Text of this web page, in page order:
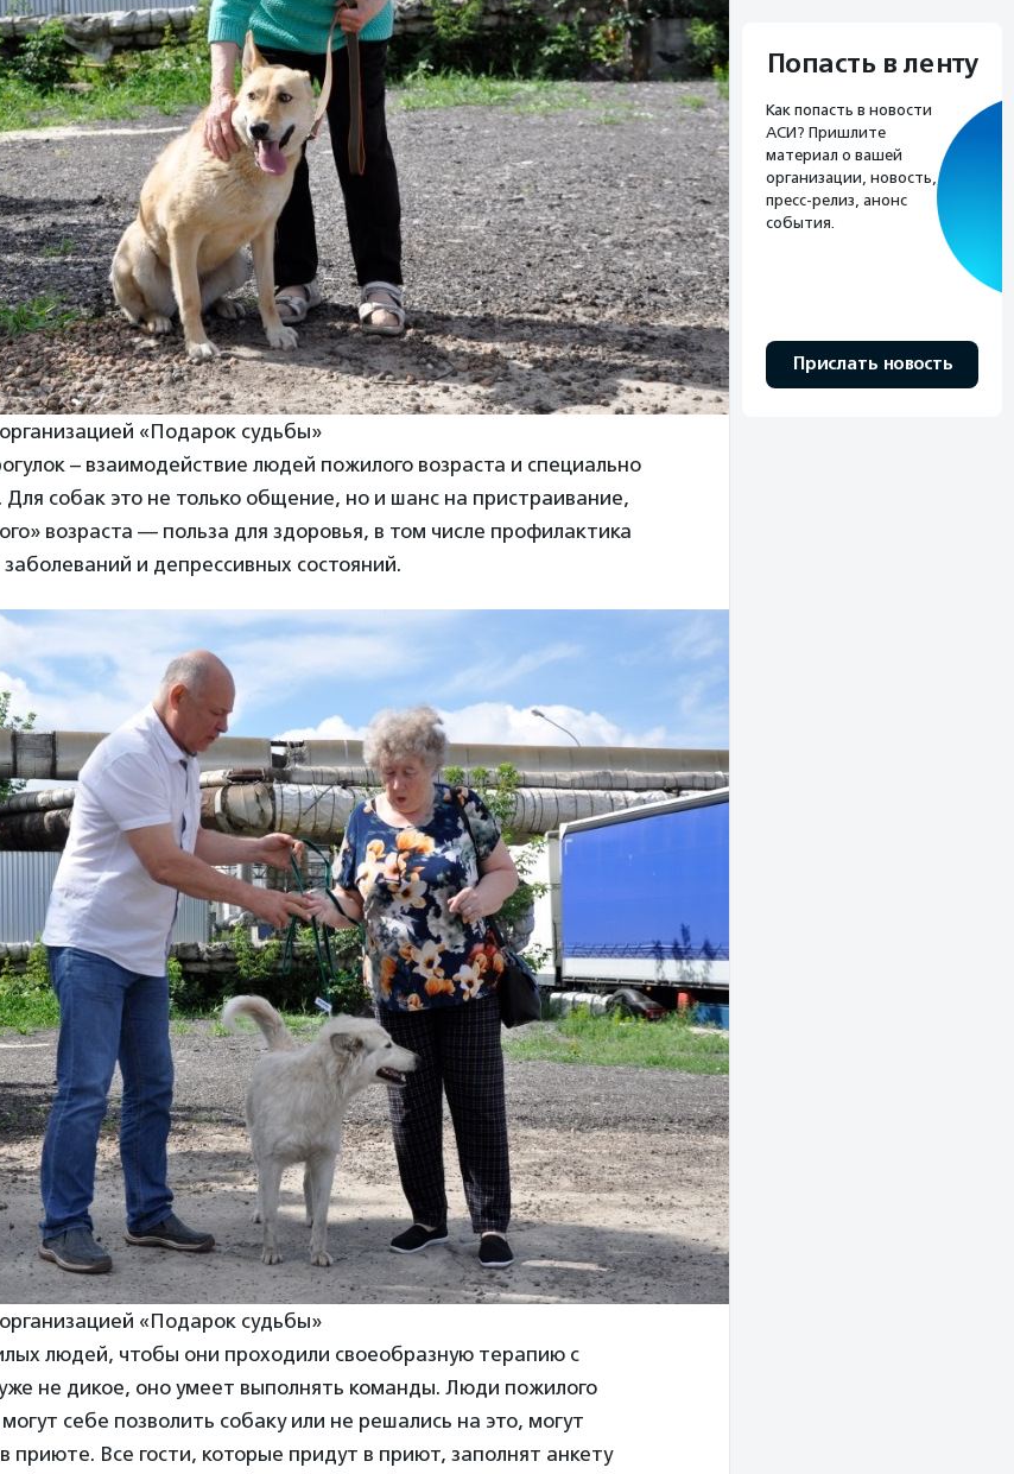
«Подарок судьбы»
– взаимодействие людей пожилого возраста и специально
собак это не только общение, но и шанс на пристраивание,
возраста — польза для здоровья, в том числе профилактика
и депрессивных состояний.
«Подарок судьбы»
людей, чтобы они проходили своеобразную терапию с
не дикое, оно умеет выполнять команды. Люди пожилого
себе позволить собаку или не решались на это, могут
приюте. Все гости, которые придут в приют, заполнят анкету
Попасть в ленту
Как попасть в новости
АСИ? Пришлите
материал о вашей
организации, новость,
пресс-релиз, анонс
события.
Прислать новость